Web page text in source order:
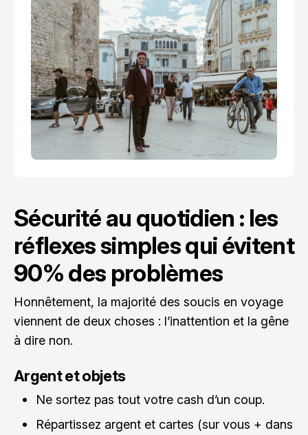
Sécurité au quotidien : les
réflexes simples qui évitent
90% des problèmes
Honnêtement, la majorité des soucis en voyage
viennent de deux choses : l’inattention et la gêne
à dire non.
Argent et objets
Ne sortez pas tout votre cash d’un coup.
Répartissez argent et cartes (sur vous + dans